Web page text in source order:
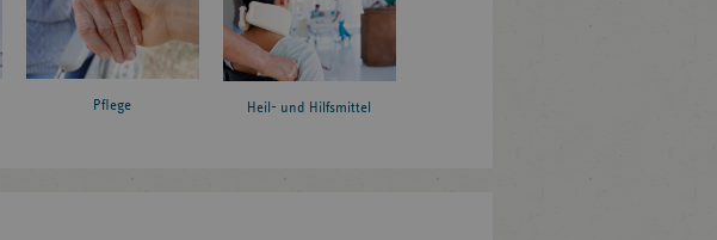
Pflege Heil- und Hilfsmittel